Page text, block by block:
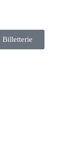
Billetterie